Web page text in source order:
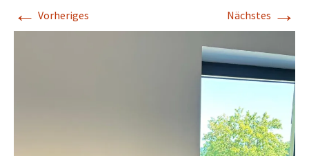
← Vorheriges Nächstes →